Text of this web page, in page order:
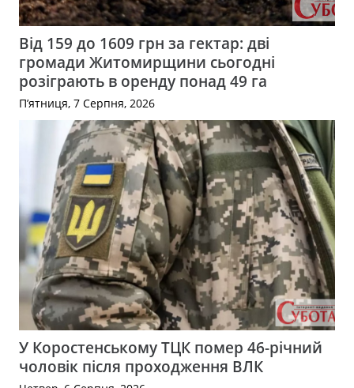
Від 159 до 1609 грн за гектар: дві
громади Житомирщини сьогодні
розіграють в оренду понад 49 га
П’ятниця, 7 Серпня, 2026
У Коростенському ТЦК помер 46-річний
чоловік після проходження ВЛК